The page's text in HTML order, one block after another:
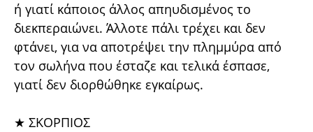
ή γιατί κάποιος άλλος απηυδισμένος το
διεκπεραιώνει. Άλλοτε πάλι τρέχει και δεν
φτάνει, για να αποτρέψει την πλημμύρα από
τον σωλήνα που έσταζε και τελικά έσπασε,
γιατί δεν διορθώθηκε εγκαίρως.
★ ΣΚΟΡΠΙΟΣ